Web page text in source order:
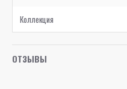
Коллекция
ОТЗЫВЫ